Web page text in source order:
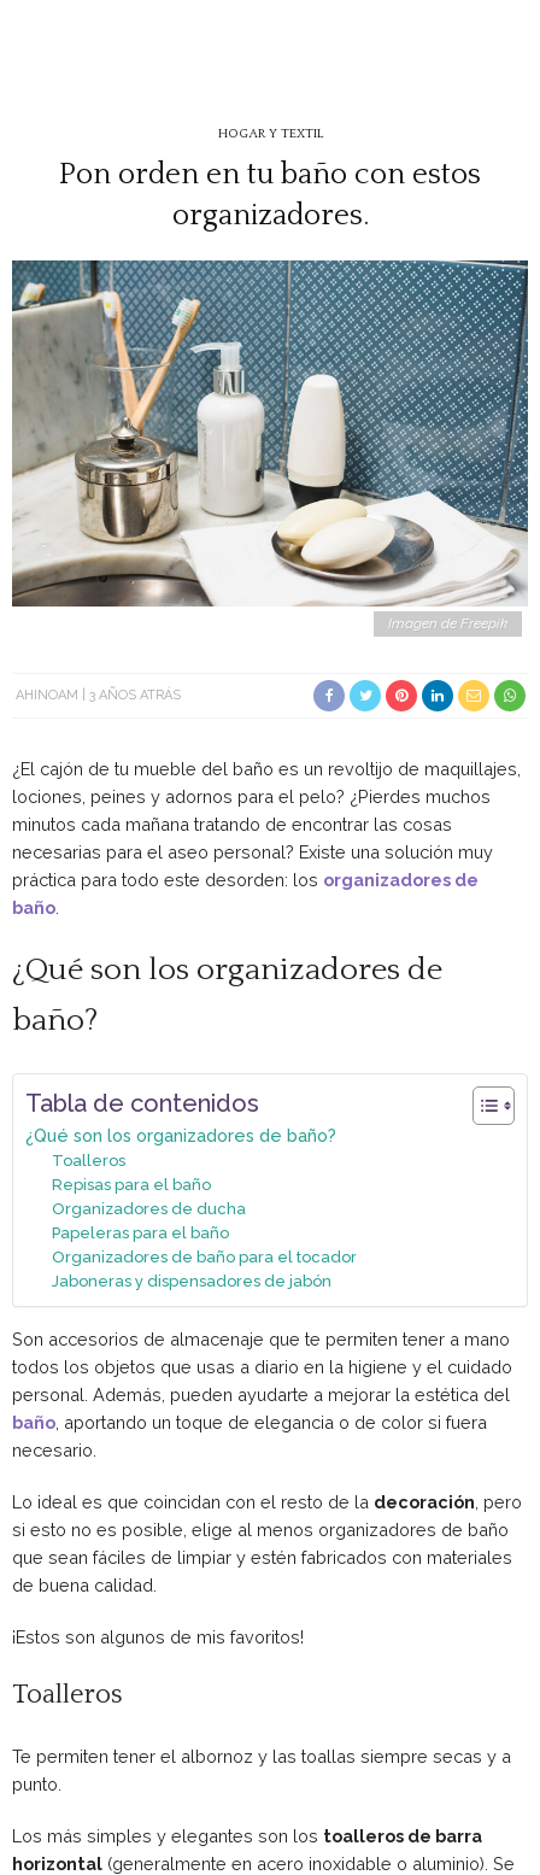
HOGAR Y TEXTIL
Pon orden en tu baño con estos
organizadores.
Imagen de Freepik
AHINOAM 3 AÑOS ATRÁS
¿El cajón de tu mueble del baño es un revoltijo de maquillajes,
lociones, peines y adornos para el pelo? ¿Pierdes muchos
minutos cada mañana tratando de encontrar las cosas
necesarias para el aseo personal? Existe una solución muy
práctica para todo este desorden: los organizadores de
baño
¿Qué son los organizadores de
baño?
Tabla de contenidos
¿Qué son los organizadores de baño?
Toalleros
Repisas para el baño
Organizadores de ducha
Papeleras para el baño
Organizadores de baño para el tocador
Jaboneras y dispensadores de jabón
Son accesorios de almacenaje que te permiten tener a mano
todos los objetos que usas a diario en la higiene y el cuidado
personal. Además, pueden ayudarte a mejorar la estética del
baño , aportando un toque de elegancia o de color si fuera
necesario.
Lo ideal es que coincidan con el resto de la decoración , pero
si esto no es posible, elige al menos organizadores de baño
que sean fáciles de limpiar y estén fabricados con materiales
de buena calidad.
¡Estos son algunos de mis favoritos!
Toalleros
Te permiten tener el albornoz y las toallas siempre secas y a
punto.
Los más simples y elegantes son los toalleros de barra
horizontal (generalmente en acero inoxidable o aluminio). Se